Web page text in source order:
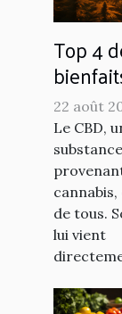
Top 4
CBD
22 août
Le CBD,
de tous.
lui vient